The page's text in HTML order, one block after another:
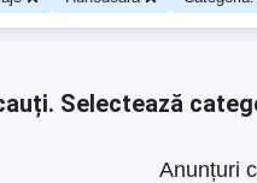
Selectează
Anunțuri